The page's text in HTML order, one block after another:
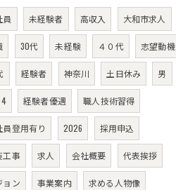
員 未経験者 高収入 大和市求人
30代 未経験 ４０代 志望動機
経験者 神奈川 土日休み 男
経験者優遇 職人技術習得
員登用有り 2026 採用申込
工事 求人 会社概要 代表挨拶
ョン 事業案内 求める人物像